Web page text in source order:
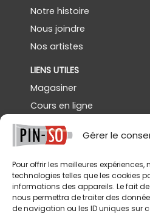
Gérer le
Pour offrir les meilleures
technologies telles que les cookies
informations des appareils. Le fait
nous permettra de traiter des
de navigation ou les ID uniques sur
Notre histoire
Nous joindre
Nos artistes
LIENS UTILES
Magasiner
Cours en ligne
Démos gratuites
Powertex Canada
SERVICES
Livraison